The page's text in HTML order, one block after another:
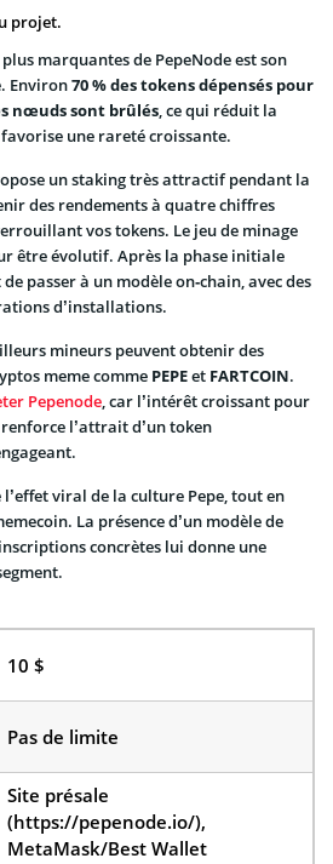
projet.
marquantes de PepeNode est son
Environ70 % des tokens dépensés pour
nœuds sont brûlés, ce qui réduit la
une rareté croissante.
un staking très attractif pendant la
des rendements à quatre chiffres
vos tokens. Le jeu de minage
être évolutif. Après la phase initiale
passer à un modèle on‑chain, avec des
d’installations.
mineurs peuvent obtenir des
meme comme PEPEet FARTCOIN.
Pepenode, car l’intérêt croissant pour
l’attrait d’un token
viral de la culture Pepe, tout en
La présence d’un modèle de
concrètes lui donne une
10 $
Pas de limite
Site présale
(https://pepenode.io/),
MetaMask/Best Wallet